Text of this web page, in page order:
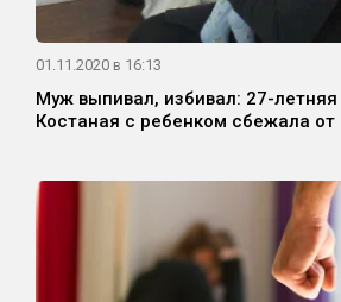
01.11.2020 в 16:13
Муж выпивал, избивал: 27-
Костаная с ребенком сбежала от